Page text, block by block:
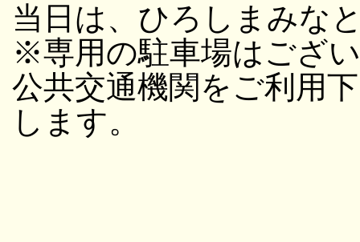
当日は、ひろしまみな
※専用の駐車場はござ
公共交通機関をご利用
します。